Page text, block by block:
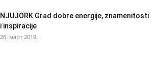
NJUJORK Grad dobre energije, znamenitosti
i inspiracije
26. март 2019.